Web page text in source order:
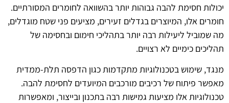
יכולות חסימת להבה גבוהות יותר בהשוואה לחומרים המסורתיים.
חומרים אלו, המיוצרים בגדלים זעירים, מציעים פני שטח מוגדלים,
מה שמוביל ליעילות רבה יותר בתהליכי חימום ובחסימה של
תהליכים כימיים לא רצויים.
מנגד, שימוש בטכנולוגיות מתקדמות כגון הדפסה תלת-ממדית
מאפשר פיתוח של רכיבים מורכבים המיועדים לחסימת להבה.
טכנולוגיות אלו מציעות גמישות רבה בתכנון ובייצור, ומאפשרות